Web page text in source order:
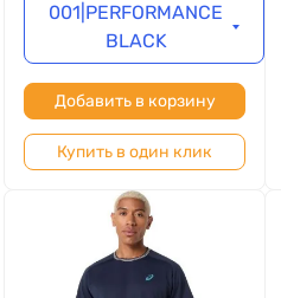
001|PERFORMANCE
BLACK
Добавить в корзину
Купить в один клик